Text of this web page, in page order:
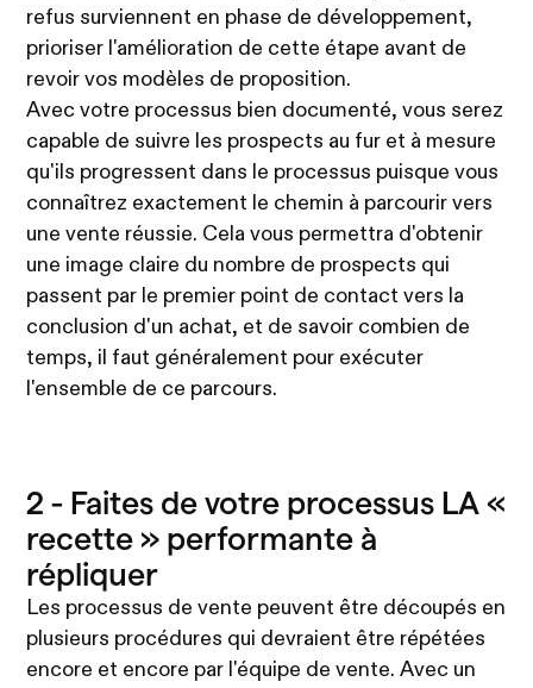
refus surviennent en phase de développement,
prioriser l'amélioration de cette étape avant de
revoir vos modèles de proposition.
Avec votre processus bien documenté, vous serez
capable de suivre les prospects au fur et à mesure
qu'ils progressent dans le processus puisque vous
connaîtrez exactement le chemin à parcourir vers
une vente réussie. Cela vous permettra d'obtenir
une image claire du nombre de prospects qui
passent par le premier point de contact vers la
conclusion d'un achat, et de savoir combien de
temps, il faut généralement pour exécuter
l'ensemble de ce parcours.
2 - Faites de votre processus LA «
recette » performante à
répliquer
Les processus de vente peuvent être découpés en
plusieurs procédures qui devraient être répétées
encore et encore par l'équipe de vente. Avec un